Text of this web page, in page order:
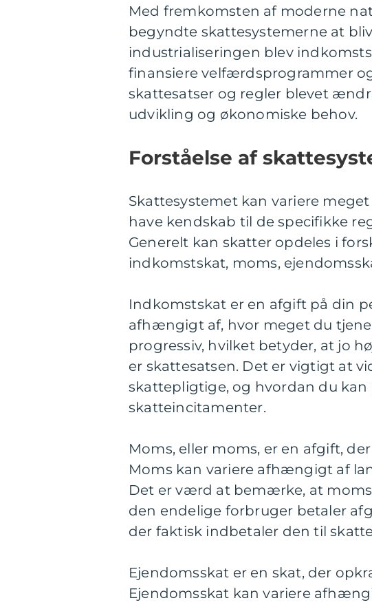
Med fremkomsten af moderne
begyndte skattesystemerne at
industrialiseringen blev
finansiere velfærdsprogrammer
skattesatser og regler blevet
udvikling og økonomiske behov.
Forståelse af
Skattesystemet kan variere
have kendskab til de specifikke
Generelt kan skatter opdeles i
indkomstskat, moms,
Indkomstskat er en afgift på din
afhængigt af, hvor meget du
progressiv, hvilket betyder, at jo
er skattesatsen. Det er vigtigt at
skattepligtige, og hvordan du kan
skatteincitamenter.
Moms, eller moms, er en afgift,
Moms kan variere afhængigt af
Det er værd at bemærke, at
den endelige forbruger betaler
der faktisk indbetaler den til
Ejendomsskat er en skat, der
Ejendomsskat kan variere